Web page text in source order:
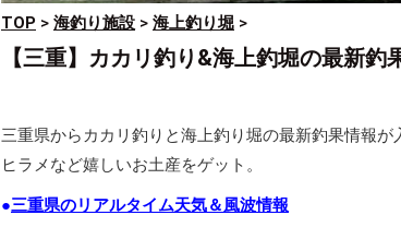
TOP > 海釣り施設 > 海上釣り堀 >
【三重】カカリ釣り&海上釣堀の最新
三重県からカカリ釣りと海上釣り堀の最新釣果情報
ヒラメなど嬉しいお土産をゲット。
●三重県のリアルタイム天気＆風波情報